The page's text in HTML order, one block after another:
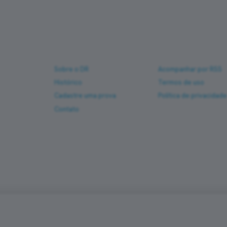
Sobre o DR
Histórico
Cadastre uma prova
Contato
Acompanhar por RSS
Termos de uso
Política de privacidade